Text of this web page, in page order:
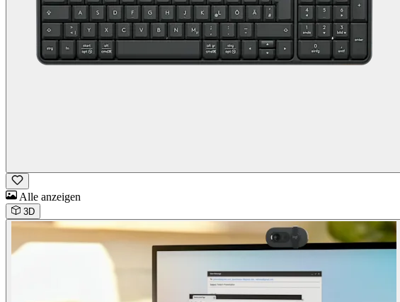
Alle anzeigen
3D